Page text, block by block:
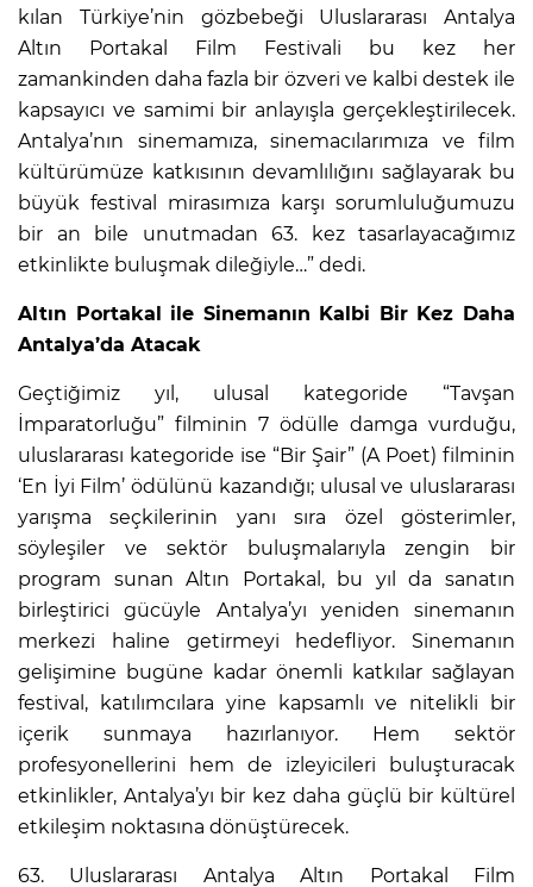
kılan Türkiye’nin gözbebeği Uluslararası Antalya
Altın Portakal Film Festivali bu kez her
zamankinden daha fazla bir özveri ve kalbi destek ile
kapsayıcı ve samimi bir anlayışla gerçekleştirilecek.
Antalya’nın sinemamıza, sinemacılarımıza ve film
kültürümüze katkısının devamlılığını sağlayarak bu
büyük festival mirasımıza karşı sorumluluğumuzu
bir an bile unutmadan 63. kez tasarlayacağımız
etkinlikte buluşmak dileğiyle…” dedi.
Altın Portakal ile Sinemanın Kalbi Bir Kez Daha
Antalya’da Atacak
Geçtiğimiz yıl, ulusal kategoride “Tavşan
İmparatorluğu” filminin 7 ödülle damga vurduğu,
uluslararası kategoride ise “Bir Şair” (A Poet) filminin
‘En İyi Film’ ödülünü kazandığı; ulusal ve uluslararası
yarışma seçkilerinin yanı sıra özel gösterimler,
söyleşiler ve sektör buluşmalarıyla zengin bir
program sunan Altın Portakal, bu yıl da sanatın
birleştirici gücüyle Antalya’yı yeniden sinemanın
merkezi haline getirmeyi hedefliyor. Sinemanın
gelişimine bugüne kadar önemli katkılar sağlayan
festival, katılımcılara yine kapsamlı ve nitelikli bir
içerik sunmaya hazırlanıyor. Hem sektör
profesyonellerini hem de izleyicileri buluşturacak
etkinlikler, Antalya’yı bir kez daha güçlü bir kültürel
etkileşim noktasına dönüştürecek.
63. Uluslararası Antalya Altın Portakal Film